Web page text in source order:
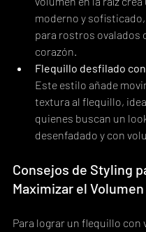
moderno y
para rostros ovalados
corazón.
Flequillo desfilado
Este estilo añade
textura al flequillo,
quienes buscan un
desenfadado y con
Consejos de Styling
Maximizar el Volumen
Para lograr un flequillo con